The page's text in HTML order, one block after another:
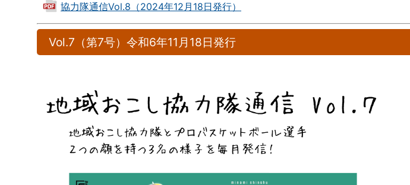
協力隊通信Vol.8（2024年12月18日発行）
Vol.7（第7号）令和6年11月18日発行